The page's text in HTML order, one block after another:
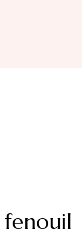
fenouil